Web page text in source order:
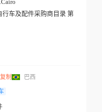
行车及配件采购商目录 第
复制 巴西